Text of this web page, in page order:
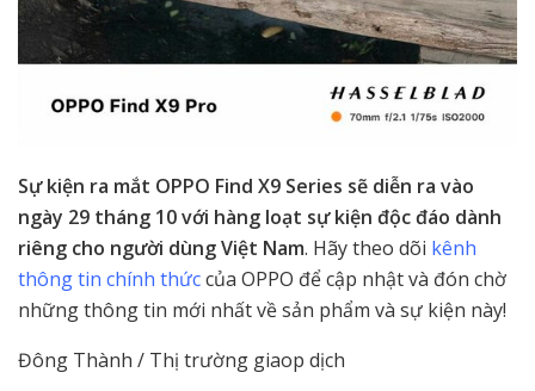
Sự kiện ra mắt OPPO Find X9 Series sẽ diễn ra vào
ngày 29 tháng 10 với hàng loạt sự kiện độc đáo dành
riêng cho người dùng Việt Nam. Hãy theo dõi kênh
thông tin chính thứccủa OPPO để cập nhật và đón chờ
những thông tin mới nhất về sản phẩm và sự kiện này!
Đông Thành / Thị trường giaop dịch